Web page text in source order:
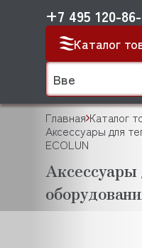
Каталог
+7 495 120-
Главная Каталог
Аксессуары для
ECOLUN